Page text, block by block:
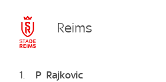
Reims
1 P Rajkovic